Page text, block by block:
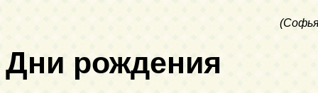
Дни рождения